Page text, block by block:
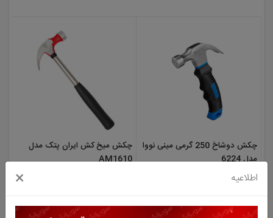
چکش دوشاخ 250 گرمی مینی نووا
مدل 6224
چکش میخ کش ایران پتک مدل
AM1610
اطلاعیه ×